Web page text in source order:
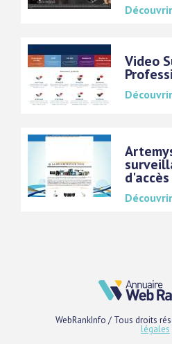
Video
d'accès
WebRankInfo / Tous droits
légales